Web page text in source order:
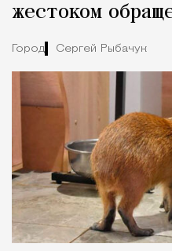
жестоком
Город Сергей Рыбачук